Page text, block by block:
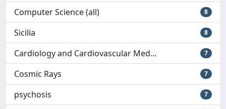
Computer Science (all) 8
Sicilia 8
Cardiology and Cardiovascular Med... 7
Cosmic Rays 7
psychosis 7